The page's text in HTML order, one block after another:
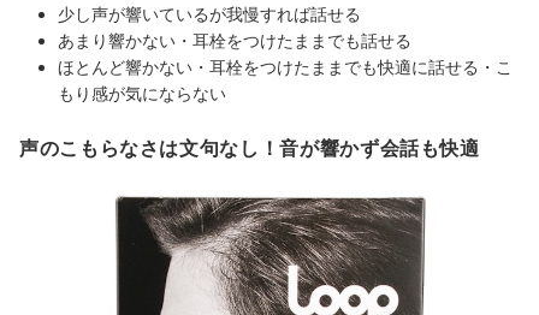
少し声が響いているが我慢すれば話せる
あまり響かない・耳栓をつけたままでも話せる
ほとんど響かない・耳栓をつけたままでも快適に話せる・こ
もり感が気にならない
声のこもらなさは文句なし！音が響かず会話も快適